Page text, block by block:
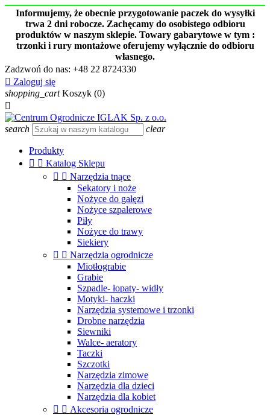
Informujemy, że obecnie przygotowanie paczek do wysyłki
trwa 2 dni robocze. Zachęcamy do osobistego odbioru
produktów w naszym sklepie. Towary gabarytowe w tym :
trzonki i rury montażowe oferujemy wyłącznie do odbioru
własnego.
Zadzwoń do nas: +48 22 8724330
 Zaloguj się
shopping_cart Koszyk (0)

search clear
Produkty
  Katalog Sklepu
  Narzędzia tnące
Sekatory i noże
Nożyce do gałęzi
Nożyce szpalerowe
Piły
Nożyce do trawy
Siekiery
  Narzędzia ogrodnicze
Miotłograbie
Grabie
Szpadle- łopaty- widły
Motyki- haczki
Narzędzia systemowe i trzonki
Drobne narzędzia
Siewniki
Walce- aeratory
Taczki
Szczotki
Narzędzia zimowe
Narzędzia dla dzieci
Narzędzia dla kobiet
  Akcesoria ogrodnicze